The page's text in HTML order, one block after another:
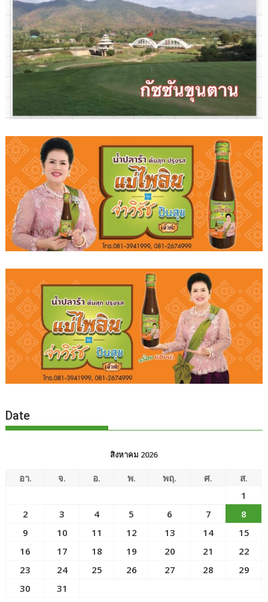
Date
สิงหาคม 2026
อา. จ. อ. พ. พฤ. ศ.
ส.
1
2
3 4 5 6 7
8
9
10 11 12 13 14
15
16
17 18 19 20 21
22
23
24 25 26 27 28
29
30
31